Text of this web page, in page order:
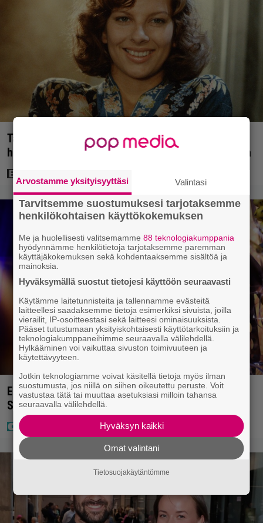
Tänän tv:ssä: Esko Salminen ja Satu Silvo tekevät
hienot pääroolit vuoden 1984 menestyselokuvassa
Eurojackpotissa poksahti 32,7 miljoonaa, ja tänne
Suomen isoin voitto meni
Arvostamme yksityisyyttäsi Valintasi
Tarvitsemme suostumuksesi tarjotaksemme
henkilökohtaisen käyttökokemuksen
Me ja huolellisesti valitsemamme88 teknologiakumppania
hyödynnämme henkilötietoja tarjotaksemme paremman
käyttäjäkokemuksen sekä kohdentaaksemme sisältöä ja
mainoksia.
Hyväksymällä suostut tietojesi käyttöön seuraavasti
Käytämme laitetunnisteita ja tallennamme evästeitä
laitteellesi saadaksemme tietoja esimerkiksi sivuista, joilla
vierailit, IP-osoitteestasi sekä laitteesi ominaisuuksista.
Pääset tutustumaan yksityiskohtaisesti käyttötarkoituksiin ja
teknologiakumppaneihimme seuraavalla välilehdellä.
Hylkääminen voi vaikuttaa sivuston toimivuuteen ja
käytettävyyteen.
Jotkin teknologiamme voivat käsitellä tietoja myös ilman
suostumusta, jos niillä on siihen oikeutettu peruste. Voit
vastustaa tätä tai muuttaa asetuksiasi milloin tahansa
seuraavalla välilehdellä.
Hyväksyn kaikki
Omat valintani
Tietosuojakäytäntömme